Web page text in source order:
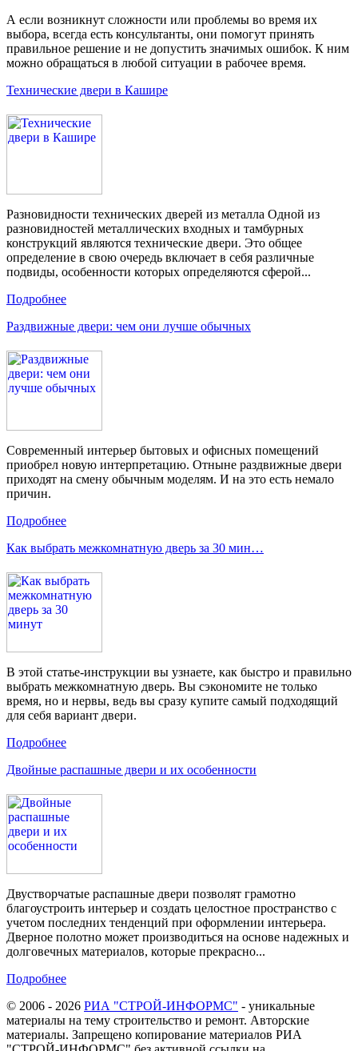
А если возникнут сложности или проблемы во время их
выбора, всегда есть консультанты, они помогут принять
правильное решение и не допустить значимых ошибок. К ним
можно обращаться в любой ситуации в рабочее время.
Технические двери в Кашире
Разновидности технических дверей из металла Одной из
разновидностей металлических входных и тамбурных
конструкций являются технические двери. Это общее
определение в свою очередь включает в себя различные
подвиды, особенности которых определяются сферой...
Подробнее
Раздвижные двери: чем они лучше обычных
Современный интерьер бытовых и офисных помещений
приобрел новую интерпретацию. Отныне раздвижные двери
приходят на смену обычным моделям. И на это есть немало
причин.
Подробнее
Как выбрать межкомнатную дверь за 30 мин…
В этой статье-инструкции вы узнаете, как быстро и правильно
выбрать межкомнатную дверь. Вы сэкономите не только
время, но и нервы, ведь вы сразу купите самый подходящий
для себя вариант двери.
Подробнее
Двойные распашные двери и их особенности
Двустворчатые распашные двери позволят грамотно
благоустроить интерьер и создать целостное пространство с
учетом последних тенденций при оформлении интерьера.
Дверное полотно может производиться на основе надежных и
долговечных материалов, которые прекрасно...
Подробнее
© 2006 - 2026 РИА "СТРОЙ-ИНФОРМС" - уникальные
материалы на тему строительство и ремонт. Авторские
материалы. Запрещено копирование материалов РИА